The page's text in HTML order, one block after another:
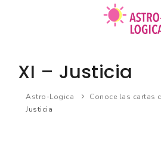
HORÓSCOPO
XI – Justicia
Astro-Logica Conoce las cartas
Justicia